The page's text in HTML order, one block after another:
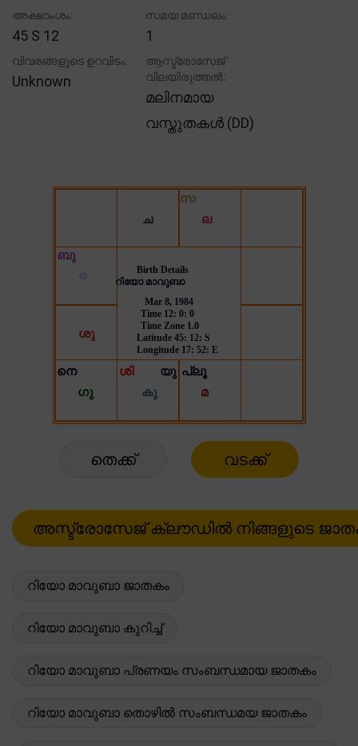
അക്ഷാംശം:
45 S 12
സമയ മണ്ഡലം:
1
വിവരങ്ങളുടെ ഉറവിടം:
Unknown
ആസ്ട്രോസേജ്
വിലയിരുത്തൽ:
മലിനമായ
വസ്തുതകൾ (DD)
തെക്ക് വടക്ക്
റിയോ മാവുബാ ജാതകം
റിയോ മാവുബാ കുറിച്ച്
റിയോ മാവുബാ പ്രണയം സംബന്ധമായ ജാതകം
റിയോ മാവുബാ തൊഴിൽ സംബന്ധമയ ജാതകം